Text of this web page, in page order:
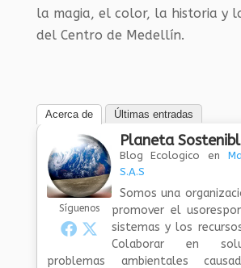
la magia, el color, la historia y
del Centro de Medellín.
Acerca de Últimas entradas
Síguenos
Planeta
Blog Ecologico en
S.A.S
Somos una
promover el
sistemas y los
Colaborar en
problemas ambientales